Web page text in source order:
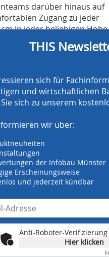
darüber hinaus auf
Zugang zu jeder
in jeder beliebigen Höhe
gerade oder
zu umschalen waren
eine
Peri Up Flex zum Einsatz.
sowie der
Variokit
Gerüst auch als sichere
den optimalen
Gebäudes.
in enger
Ausführung und leistete
vor Ort. Zudem wiesen
die sachgemäße und
ein. Durch
an Material auf der
THIS
sich für
und wirtschaftlichen
sich zu unserem
wir über:
der Infobau Münster
Erscheinungsweise
und jederzeit kündbar
Anti-Roboter-Verifizierung
Hier klicken